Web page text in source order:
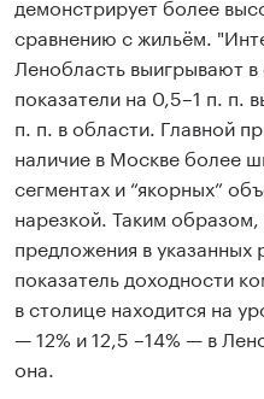
сравнению с жильём.
Ленобласть выигрывают
показатели на 0,5–1 п. п.
п. п. в области. Главной
наличие в Москве более
сегментах и “якорных”
нарезкой. Таким
предложения в указанных
показатель доходности
в столице находится на
— 12% и 12,5 –14% — в
она.